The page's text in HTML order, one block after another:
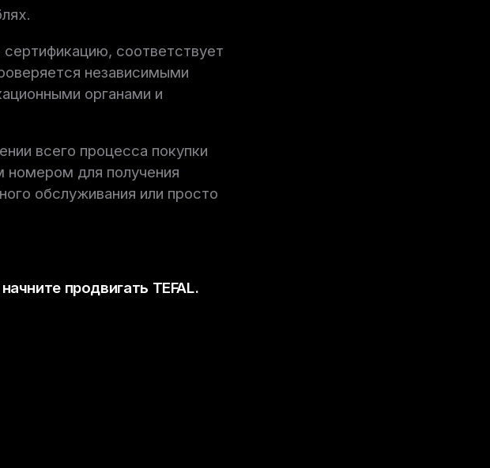
соответствует
независимыми
органами и
всего процесса покупки
номером для получения
обслуживания или просто
продвигать TEFAL.